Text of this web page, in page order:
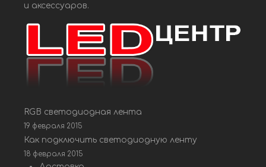
и аксессуаров.
RGB светодиодная лента
19 февраля 2015
Как подключить светодиодную ленту
18 февраля 2015